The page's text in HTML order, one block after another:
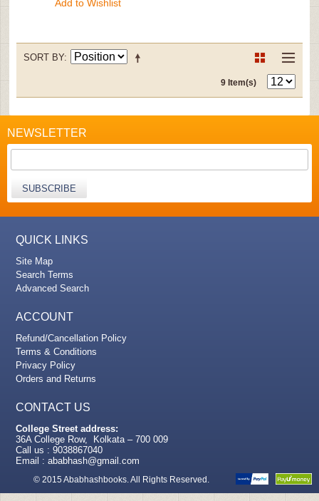
Add to Wishlist
SORT BY
9 Item(s)
NEWSLETTER
SUBSCRIBE
QUICK LINKS
Site Map
Search Terms
Advanced Search
ACCOUNT
Refund/Cancellation Policy
Terms & Conditions
Privacy Policy
Orders and Returns
CONTACT US
College Street address:
36A College Row, Kolkata – 700 009
Call us : 9038867040
Email :ababhash@gmail.com
© 2015 Ababhashbooks. All Rights Reserved.